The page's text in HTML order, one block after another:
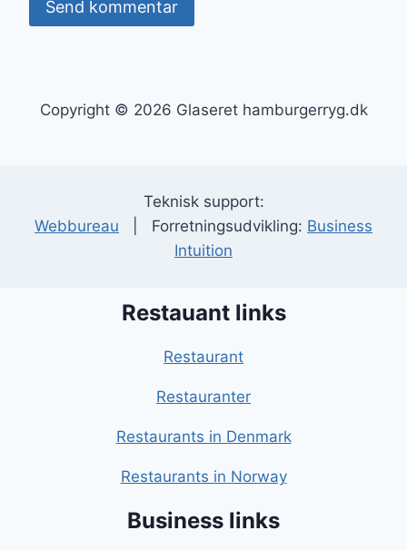
Copyright © 2026 Glaseret hamburgerryg.dk
Teknisk support:
Webbureau | Forretningsudvikling: Business
Intuition
Restauant links
Restaurant
Restauranter
Restaurants in Denmark
Restaurants in Norway
Business links